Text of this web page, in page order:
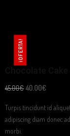
¡OFERTA!
45.00€ 40.00€
Turpis tincidunt id
adipiscing diam donec
morbi.